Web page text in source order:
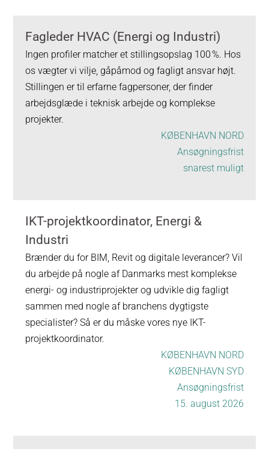
Fagleder HVAC (Energi og Industri)
Ingen profiler matcher et stillingsopslag 100 %. Hos
os vægter vi vilje, gåpåmod og fagligt ansvar højt.
Stillingen er til erfarne fagpersoner, der finder
arbejdsglæde i teknisk arbejde og komplekse
projekter.
KØBENHAVN NORD
Ansøgningsfrist
snarest muligt
IKT-projektkoordinator, Energi &
Industri
Brænder du for BIM, Revit og digitale leverancer? Vil
du arbejde på nogle af Danmarks mest komplekse
energi- og industriprojekter og udvikle dig fagligt
sammen med nogle af branchens dygtigste
specialister? Så er du måske vores nye IKT-
projektkoordinator.
KØBENHAVN NORD
KØBENHAVN SYD
Ansøgningsfrist
15. august 2026